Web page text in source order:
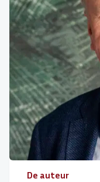
De auteur